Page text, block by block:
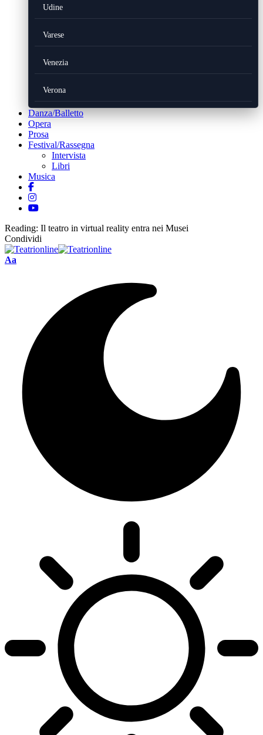
Udine
Varese
Venezia
Verona
Danza/Balletto
Opera
Prosa
Festival/Rassegna
Intervista
Libri
Musica
Reading: Il teatro in virtual reality entra nei Musei
Condividi
Font
Aa